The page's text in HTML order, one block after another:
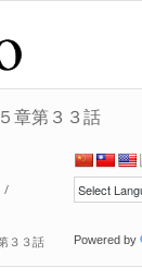
章第３３話
Powered by
/
３３話